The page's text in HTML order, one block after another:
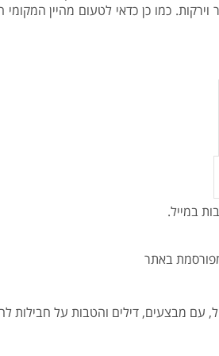
כמו כן כדאי לטעום מהיין
במייל.
באתר
עם מבצעים, דילים והטבות על